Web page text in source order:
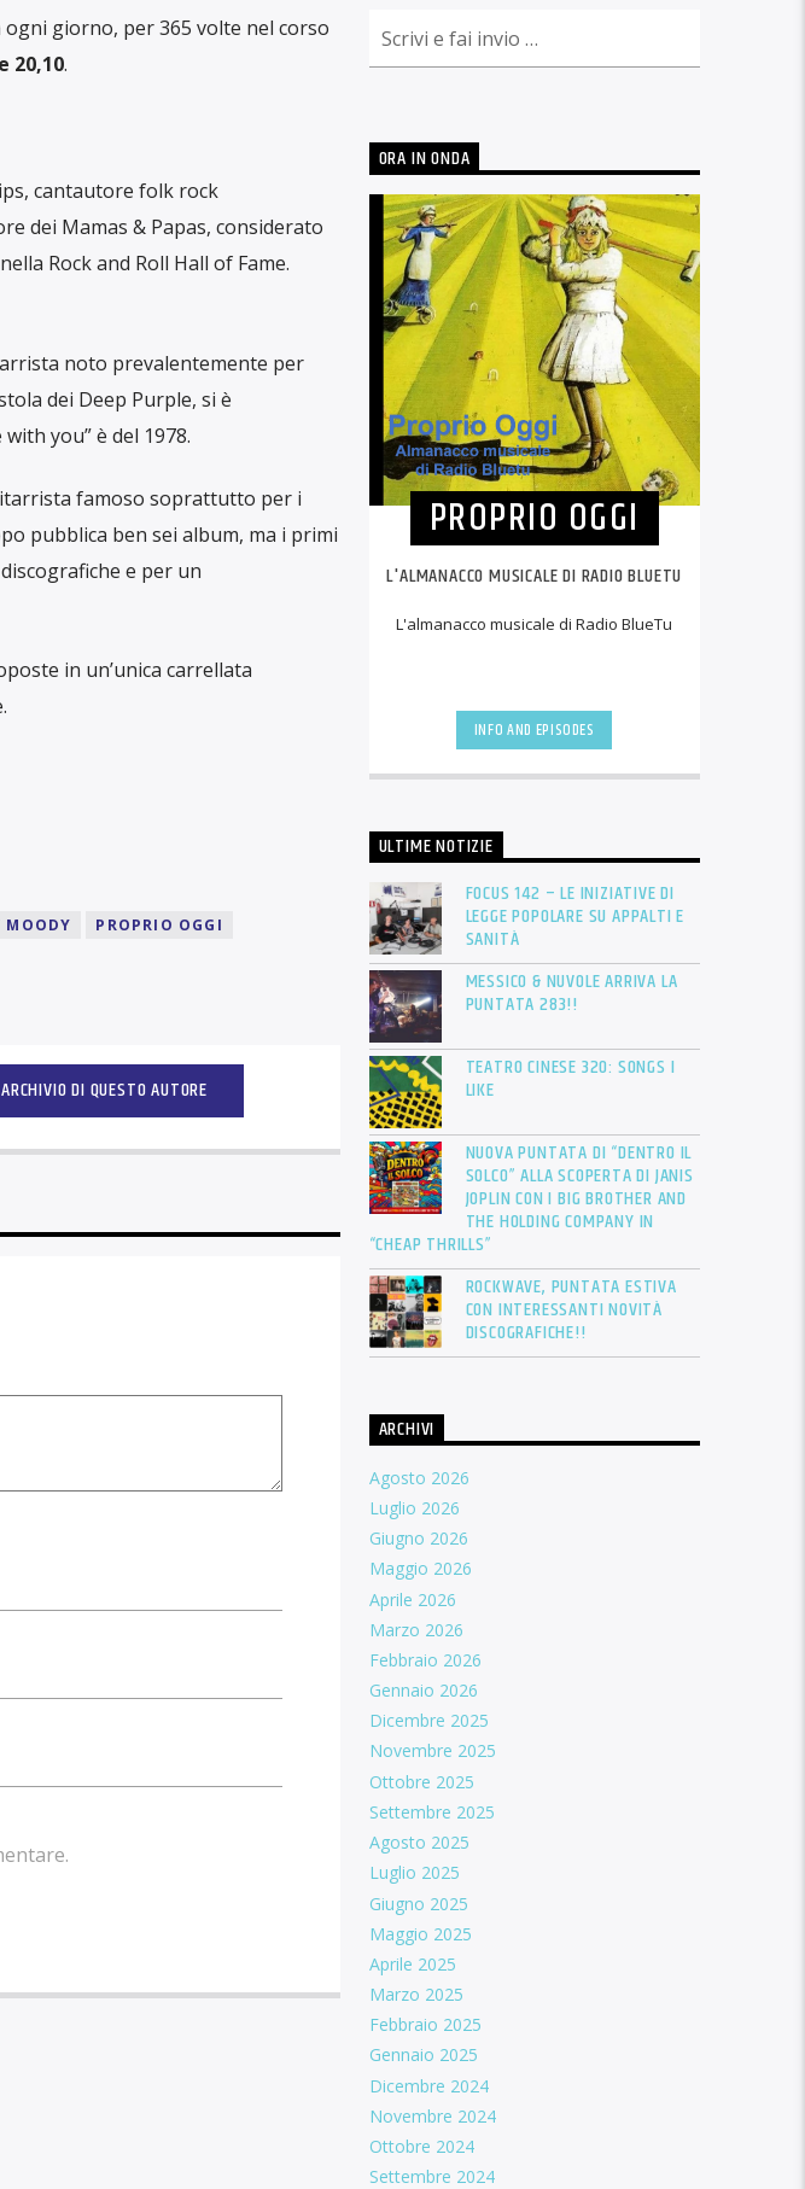
ogni giorno, per 365 volte nel corso
20,10.
cantautore folk rock
dei Mamas & Papas, considerato
Rock and Roll Hall of Fame.
noto prevalentemente per
dei Deep Purple, si è
you” è del 1978.
famoso soprattutto per i
pubblica ben sei album, ma i primi
e per un
in un’unica carrellata
MOODY
PROPRIO OGGI
ARCHIVIO DI QUESTO AUTORE
ORA IN ONDA
PROPRIO OGGI
L'ALMANACCO MUSICALE DI RADIO BLUETU
L'almanacco musicale di Radio BlueTu
INFO AND EPISODES
ULTIME NOTIZIE
FOCUS 142 – LE INIZIATIVE DI
LEGGE POPOLARE SU APPALTI E
SANITÀ
MESSICO & NUVOLE ARRIVA LA
PUNTATA 283!!
TEATRO CINESE 320: SONGS I
LIKE
NUOVA PUNTATA DI “DENTRO IL
SOLCO” ALLA SCOPERTA DI JANIS
JOPLIN CON I BIG BROTHER AND
THE HOLDING COMPANY IN
“CHEAP THRILLS”
ROCKWAVE, PUNTATA ESTIVA
CON INTERESSANTI NOVITÀ
DISCOGRAFICHE!!
ARCHIVI
Agosto 2026
Luglio 2026
Giugno 2026
Maggio 2026
Aprile 2026
Marzo 2026
Febbraio 2026
Gennaio 2026
Dicembre 2025
Novembre 2025
Ottobre 2025
Settembre 2025
Agosto 2025
Luglio 2025
Giugno 2025
Maggio 2025
Aprile 2025
Marzo 2025
Febbraio 2025
Gennaio 2025
Dicembre 2024
Novembre 2024
Ottobre 2024
Settembre 2024